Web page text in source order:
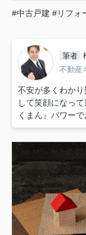
#中古戸建 #リフォ
筆者
不動産
不安が多くわか
して笑顔になっ
くまん』パワー